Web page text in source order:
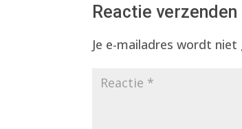
Reactie verzenden
Je e-mailadres wordt niet